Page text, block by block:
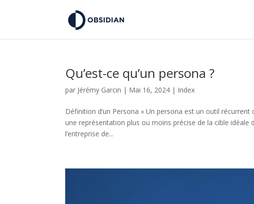
Qu’est-ce qu’un persona ?
par Jérémy Garcin | Mai 16, 2024 | Index
Définition d’un Persona « Un persona est un outil
une représentation plus ou moins précise de la cible
l’entreprise de...